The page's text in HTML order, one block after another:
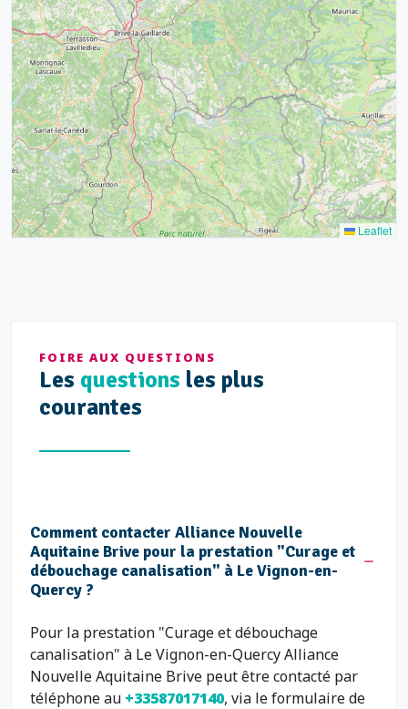
15
21
14
52 68
43
Leaflet
FOIRE AUX QUESTIONS
Les questions les plus
courantes
Comment contacter Alliance Nouvelle
Aquitaine Brive pour la prestation "Curage et
débouchage canalisation" à Le Vignon-en-
Quercy ?
Pour la prestation "Curage et débouchage
canalisation" à Le Vignon-en-Quercy Alliance
Nouvelle Aquitaine Brive peut être contacté par
téléphone au +33587017140, via le formulaire de